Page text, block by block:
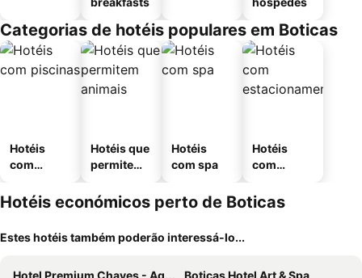
Categorias de hotéis populares em Boticas
Hotéis
com
Hotéis que
permitem
Hotéis
com spa
Hotéis
com
mento
Hotéis económicos perto de Boticas
Estes hotéis também poderão interessá-lo...
Hotel Premium Chaves - Aquae Flaviae
Boticas Hotel Art & Spa